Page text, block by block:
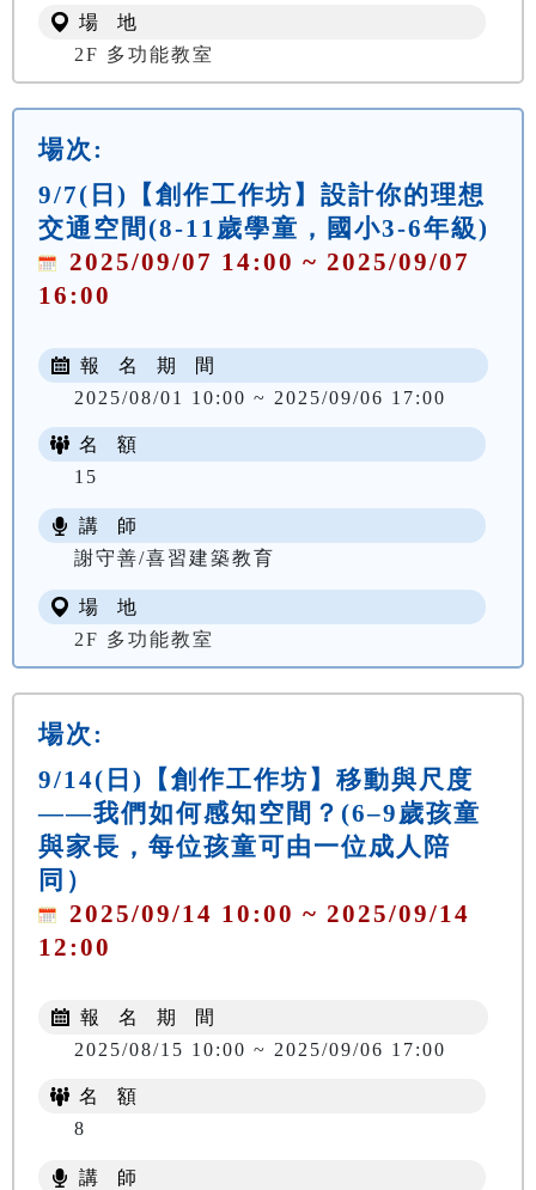
場 地
2F 多功能教室
場次:
9/7(日)【創作工作坊】設計你的理想
交通空間(8-11歲學童，國小3-6年級)
2025/09/07 14:00 ~ 2025/09/07
16:00
報 名 期 間
2025/08/01 10:00 ~ 2025/09/06 17:00
名 額
15
講 師
謝守善/喜習建築教育
場 地
2F 多功能教室
場次:
9/14(日)【創作工作坊】移動與尺度
——我們如何感知空間？(6–9歲孩童
與家長，每位孩童可由一位成人陪
同）
2025/09/14 10:00 ~ 2025/09/14
12:00
報 名 期 間
2025/08/15 10:00 ~ 2025/09/06 17:00
名 額
8
講 師